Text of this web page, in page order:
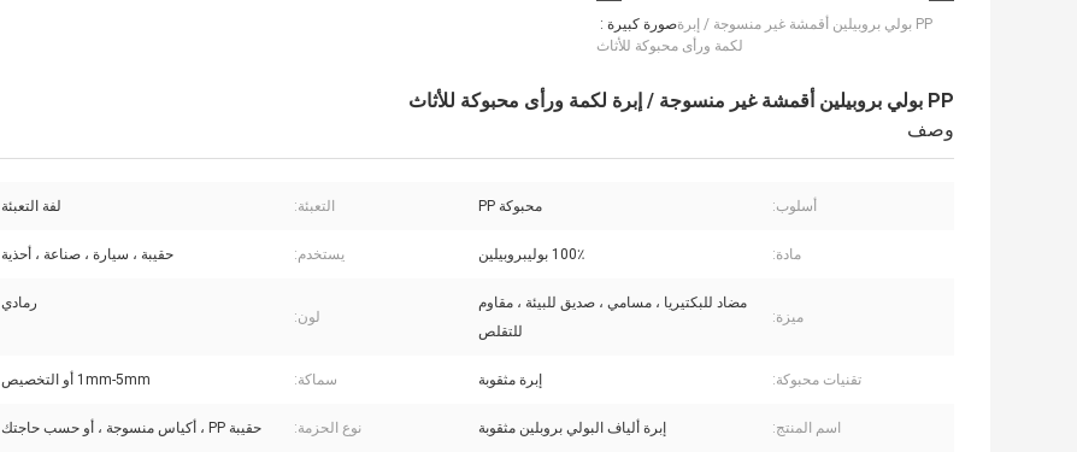
صورة كبيرة :PP بولي بروبيلين أقمشة غير منسوجة / إبرة
لكمة ورأى محبوكة للأثاث
PP بولي بروبيلين أقمشة غير منسوجة / إبرة لكمة ورأى محبوكة للأثاث
وصف
أسلوب: محبوكة PP التعبئة: لفة التعبئة
مادة: 100٪ بوليبروبيلين يستخدم: حقيبة ، سيارة ، صناعة ، أحذية
ميزة:
مضاد للبكتيريا ، مسامي ، صديق للبيئة ، مقاوم
للتقلص
لون:
رمادي
تقنيات محبوكة: إبرة مثقوبة سماكة: 1mm-5mm أو التخصيص
اسم المنتج: إبرة ألياف البولي بروبلين مثقوبة نوع الحزمة: حقيبة PP ، أكياس منسوجة ، أو حسب حاجتك